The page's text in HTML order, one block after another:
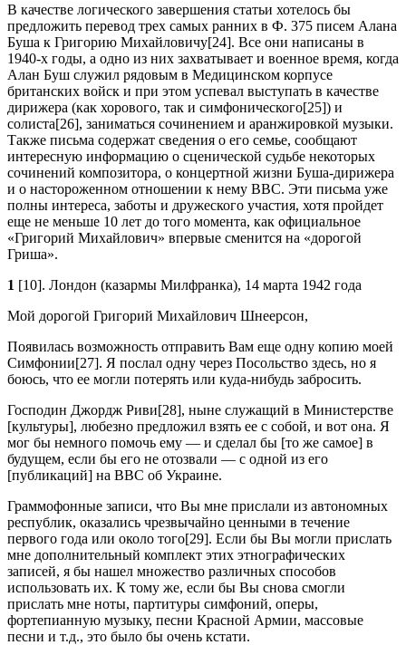
В качестве логического завершения статьи хотелось бы
предложить перевод трех самых ранних в Ф. 375 писем Алана
Буша к Григорию Михайловичу[24]. Все они написаны в
1940-х годы, а одно из них захватывает и военное время, когда
Алан Буш служил рядовым в Медицинском корпусе
британских войск и при этом успевал выступать в качестве
дирижера (как хорового, так и симфонического[25]) и
солиста[26], заниматься сочинением и аранжировкой музыки.
Также письма содержат сведения о его семье, сообщают
интересную информацию о сценической судьбе некоторых
сочинений композитора, о концертной жизни Буша-дирижера
и о настороженном отношении к нему BBC. Эти письма уже
полны интереса, заботы и дружеского участия, хотя пройдет
еще не меньше 10 лет до того момента, как официальное
«Григорий Михайлович» впервые сменится на «дорогой
Гриша».
1 [10]. Лондон (казармы Милфранка), 14 марта 1942 года
Мой дорогой Григорий Михайлович Шнеерсон,
Появилась возможность отправить Вам еще одну копию моей
Симфонии[27]. Я послал одну через Посольство здесь, но я
боюсь, что ее могли потерять или куда-нибудь забросить.
Господин Джордж Риви[28], ныне служащий в Министерстве
[культуры], любезно предложил взять ее с собой, и вот она. Я
мог бы немного помочь ему — и сделал бы [то же самое] в
будущем, если бы его не отозвали — с одной из его
[публикаций] на BBC об Украине.
Граммофонные записи, что Вы мне прислали из автономных
республик, оказались чрезвычайно ценными в течение
первого года или около того[29]. Если бы Вы могли прислать
мне дополнительный комплект этих этнографических
записей, я бы нашел множество различных способов
использовать их. К тому же, если бы Вы снова смогли
прислать мне ноты, партитуры симфоний, оперы,
фортепианную музыку, песни Красной Армии, массовые
песни и т.д., это было бы очень кстати.